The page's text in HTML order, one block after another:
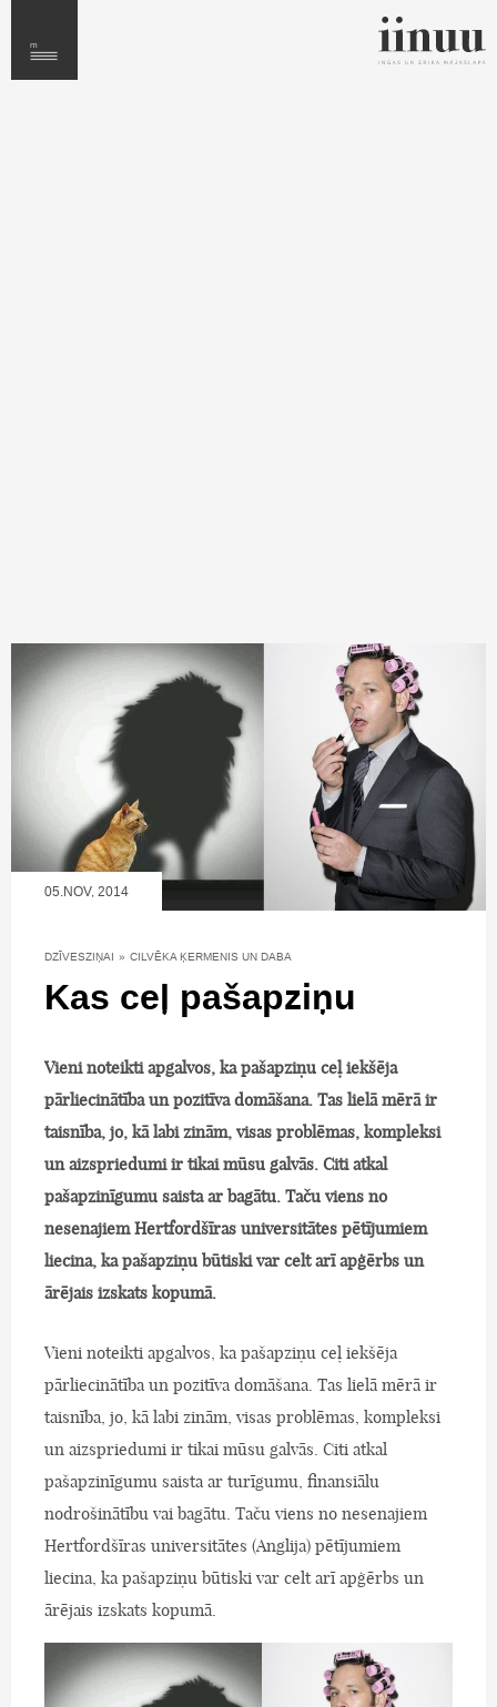
05.NOV, 2014
DZĪVESZIŅAI » CILVĒKA ĶERMENIS UN DABA
Kas ceļ pašapziņu
Vieni noteikti apgalvos, ka pašapziņu ceļ iekšēja
pārliecinātība un pozitīva domāšana. Tas lielā mērā ir
taisnība, jo, kā labi zinām, visas problēmas, kompleksi
un aizspriedumi ir tikai mūsu galvās. Citi atkal
pašapzinīgumu saista ar bagātu. Taču viens no
nesenajiem Hertfordšīras universitātes pētījumiem
liecina, ka pašapziņu būtiski var celt arī apģērbs un
ārējais izskats kopumā.
Vieni noteikti apgalvos, ka pašapziņu ceļ iekšēja
pārliecinātība un pozitīva domāšana. Tas lielā mērā ir
taisnība, jo, kā labi zinām, visas problēmas, kompleksi
un aizspriedumi ir tikai mūsu galvās. Citi atkal
pašapzinīgumu saista ar turīgumu, finansiālu
nodrošinātību vai bagātu. Taču viens no nesenajiem
Hertfordšīras universitātes (Anglija) pētījumiem
liecina, ka pašapziņu būtiski var celt arī apģērbs un
ārējais izskats kopumā.